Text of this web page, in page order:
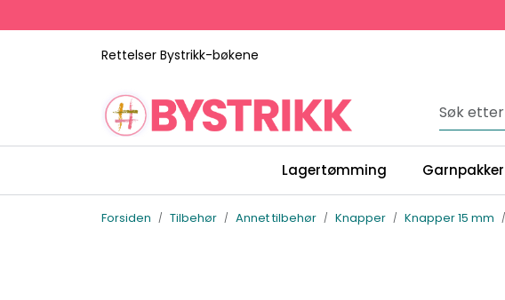
Rettelser Bystrikk-bøkene
Lagertømming Garnpakker
Forsiden Tilbehør Annet tilbehør Knapper Knapper 15 mm